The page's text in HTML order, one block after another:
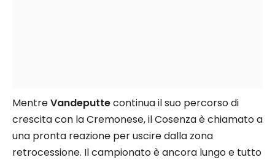
MentreVandeputtecontinua il suo percorso di
crescita con la Cremonese, il Cosenza è chiamato a
una pronta reazione per uscire dalla zona
retrocessione. Il campionato è ancora lungo e tutto